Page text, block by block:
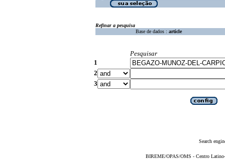
Refinar a pesquisa
Base de dados : article
Pesquisar
1
2
3
Search
BIREME/OPAS/OMS - Centro Latino-